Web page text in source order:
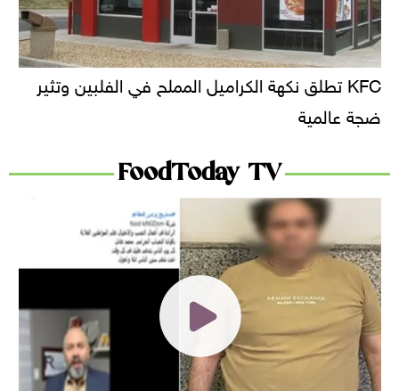
KFC تطلق نكهة الكراميل المملح في الفلبين وتثير
ضجة عالمية
FoodToday TV